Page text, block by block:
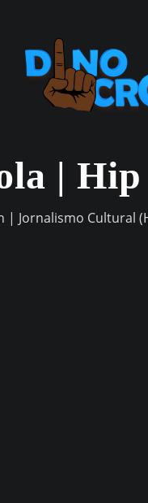
|
| Jornalismo Cultural